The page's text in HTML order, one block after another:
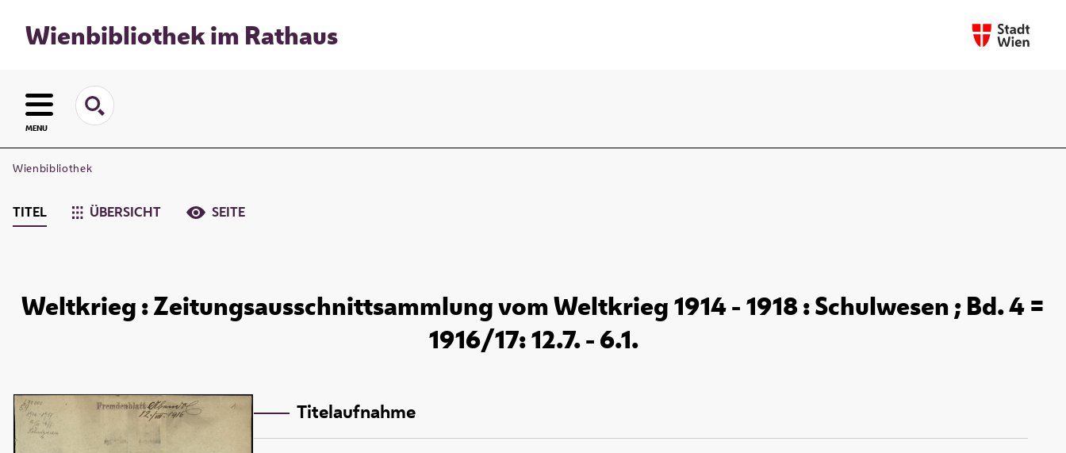
Wienbibliothek im Rathaus
MENU
Wienbibliothek
TITEL ÜBERSICHT SEITE
Weltkrieg : Zeitungsausschnittsammlung vom Weltkrieg 1914 - 1918 : Schulwesen ; Bd. 4 =
1916/17: 12.7. - 6.1.
Titelaufnahme